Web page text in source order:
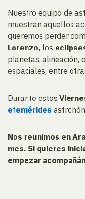
Nuestro equipo de
muestran aquellos
queremos perder
Lorenzo, los
planetas, alineación,
espaciales, entre
Durante estos
efemérides
Nos reunimos en
mes. Si quieres
empezar